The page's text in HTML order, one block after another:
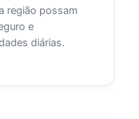
região possam
e
diárias.